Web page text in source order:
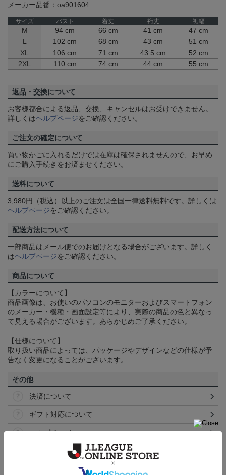
メーカー品番：oa901604
サイズ バスト 着丈 裄丈 裾幅
M 94 cm 66 cm 41 cm
47 cm
L
102 cm 68 cm 43 cm
51 cm
XL
106 cm 71 cm 43.5 cm
52 cm
2XL
110 cm 74 cm 44 cm 55 cm
返品・交換について
お客様都合による返品、交換、キャンセルはお受けできません。
詳しくはヘルプページをご確認ください。
ご注文の確定について
買い物かごに入れるだけでは在庫は確保されませんので、お早め
にご購入手続きをお済ませください。
送料について
3,980円（税込）以上のご注文は全国一律送料無料です。詳しくは
ヘルプページをご確認ください。
配送方法について
一部商品はメール便でのお届けとなる場合がございます。詳しく
はヘルプページをご確認ください。
商品について
【カラーについて】
商品画像は、お使いのパソコンのモニターおよびスマートフォン
のメーカー・機種・画面設定等により、実際の商品の色と異なっ
て見える場合がございます。あらかじめご了承ください。
【仕様について】
取り扱い商品によっては、パッケージやデザインなどの仕様が予
告なく変更になることがございます。
その他
決済について
ギフト対応について
ヘルプページ